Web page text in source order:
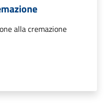
alla cremazione